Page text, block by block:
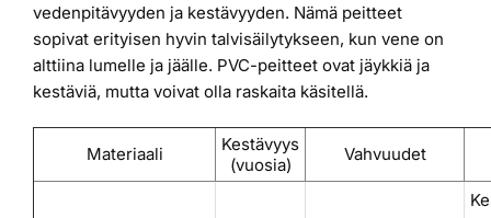
vedenpitävyyden ja kestävyyden. Nämä peitteet
sopivat erityisen hyvin talvisäilytykseen, kun vene on
alttiina lumelle ja jäälle. PVC-peitteet ovat jäykkiä ja
kestäviä, mutta voivat olla raskaita käsitellä.
Materiaali
Kestävyys
(vuosia)
Vahvuudet